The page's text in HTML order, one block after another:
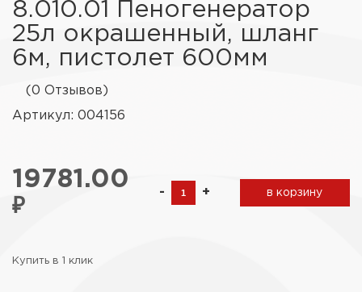
8.010.01 Пеногенератор
25л окрашенный, шланг
6м, пистолет 600мм
(0 Отзывов)
Артикул: 004156
19781.00
₽
- + в корзину
Купить в 1 клик